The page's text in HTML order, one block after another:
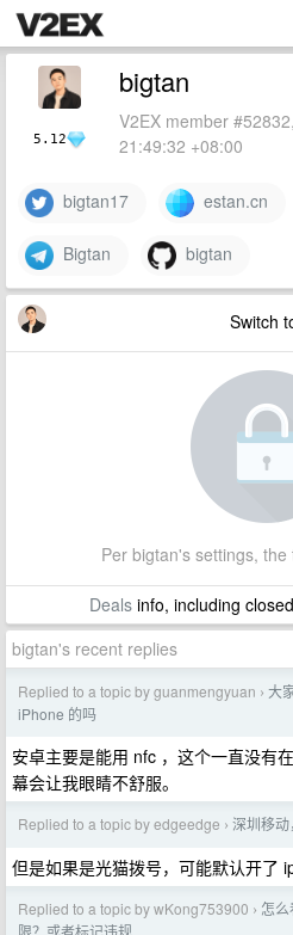
5.12
bigtan
V2EX member
21:49:32 +08:00
bigtan17 estan.cn
Bigtan bigtan
Switch
Per bigtan's settings,
Dealsinfo, including
bigtan's recent replies
Replied to a topic by guanmengyuan › 大
iPhone 的吗
安卓主要是能用 nfc ，这个一直没有
幕会让我眼睛不舒服。
Replied to a topic by edgeedge › 深圳移
但是如果是光猫拨号，可能默认开了
Replied to a topic by wKong753900 › 怎
限？或者标记违规